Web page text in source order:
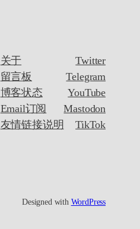
关于
留言板
博客状态
Email订阅
友情链接说明
Twitter
Telegram
YouTube
Mastodon
TikTok
Designed with WordPress